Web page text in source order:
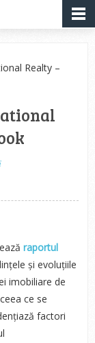
Realty –
raportul
și evoluțiile
imobiliare de
ce se
factori